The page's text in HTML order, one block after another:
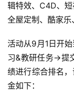
辑特效、C4D、短
全屋定制、酷家乐
活动从9月1日开
习&教研任务→提
绩进行综合排名
金如下：